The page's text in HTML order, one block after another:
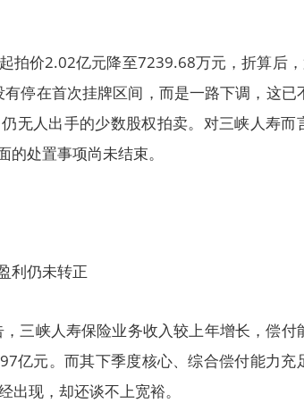
拍价2.02亿元降至7239.68万元，折算后
停在首次挂牌区间，而是一路下调，这已
无人出手的少数股权拍卖。对三峡人寿而
处置事项尚未结束。
利仍未转正
三峡人寿保险业务收入较上年增长，偿付
亿元。而其下季度核心、综合偿付能力充
现，却还谈不上宽裕。